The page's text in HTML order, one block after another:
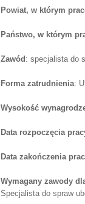
Powiat, w którym
Państwo, w którym
Zawód : specjalista do
Forma zatrudnienia:
Wysokość
Data rozpoczęcia
Data zakończenia
Wymagany zawody
Specjalista do spraw